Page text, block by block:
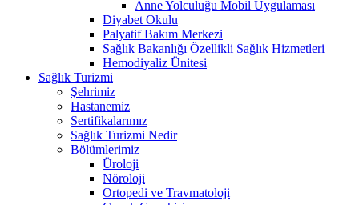
Anne Yolculuğu Mobil Uygulaması
Diyabet Okulu
Palyatif Bakım Merkezi
Sağlık Bakanlığı Özellikli Sağlık Hizmetleri
Hemodiyaliz Ünitesi
Sağlık Turizmi
Şehrimiz
Hastanemiz
Sertifikalarımız
Sağlık Turizmi Nedir
Bölümlerimiz
Üroloji
Nöroloji
Ortopedi ve Travmatoloji